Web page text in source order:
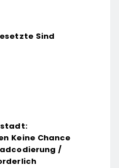
Sind
Keine Chance
/